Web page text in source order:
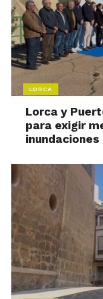
LORCA
Lorca y
para exigir
inundaciones